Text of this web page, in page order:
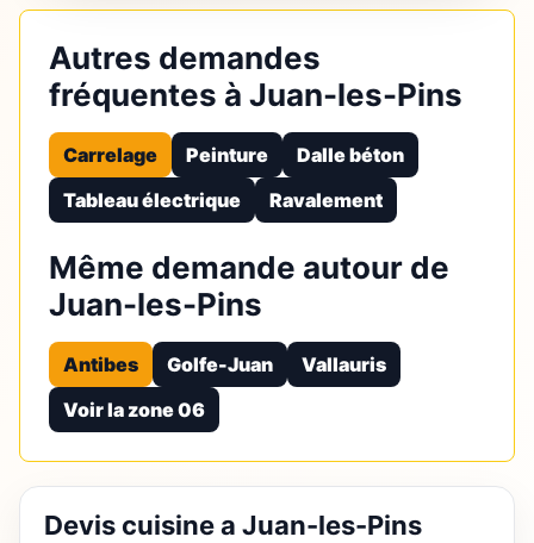
Autres demandes
fréquentes à Juan-les-Pins
Carrelage Peinture
Dalle béton
Tableau électrique
Ravalement
Même demande autour de
Juan-les-Pins
Antibes Golfe-Juan
Vallauris
Voir la zone 06
Devis cuisine a Juan-les-Pins